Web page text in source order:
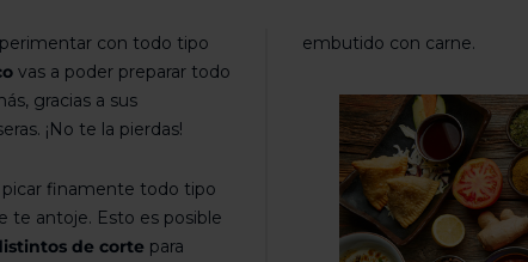
con todo tipo
vas a poder preparar todo
gracias a sus
¡No te la pierdas!
finamente todo tipo
te antoje. Esto es posible
de corte para
embutido con carne.